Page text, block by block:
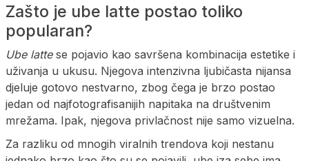
Zašto je ube latte postao toliko
popularan?
Ube lattese pojavio kao savršena kombinacija estetike i
uživanja u ukusu. Njegova intenzivna ljubičasta nijansa
djeluje gotovo nestvarno, zbog čega je brzo postao
jedan od najfotografisanijih napitaka na društvenim
mrežama. Ipak, njegova privlačnost nije samo vizuelna.
Za razliku od mnogih viralnih trendova koji nestanu